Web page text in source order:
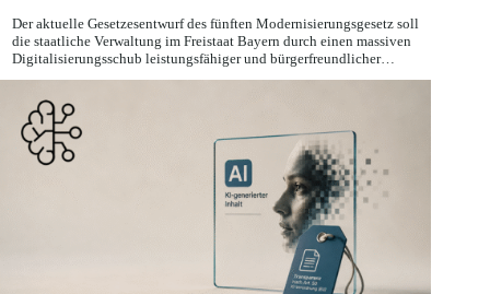
03.08.2026
Der aktuelle Gesetzesentwurf des fünften Modernisierungsgesetz soll
die staatliche Verwaltung im Freistaat Bayern durch einen massiven
Digitalisierungsschub leistungsfähiger und bürgerfreundlicher…